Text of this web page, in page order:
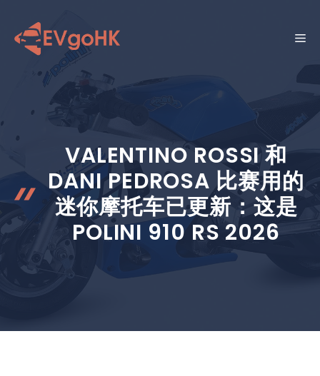
菜
VALENTINO ROSSI 和
DANI PEDROSA 比赛用的
迷你摩托车已更新：这是
POLINI 910 RS 2026